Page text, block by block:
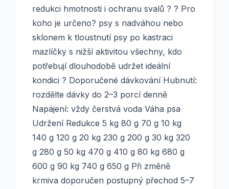
redukci hmotnosti i ochranu svalů ? ? Pro
koho je určeno? psy s nadváhou nebo
sklonem k tloustnutí psy po kastraci
mazlíčky s nižší aktivitou všechny, kdo
potřebují dlouhodobě udržet ideální
kondici ? Doporučené dávkování Hubnutí:
rozdělte dávky do 2–3 porcí denně
Napájení: vždy čerstvá voda Váha psa
Udržení Redukce 5 kg 80 g 70 g 10 kg
140 g 120 g 20 kg 230 g 200 g 30 kg 320
g 280 g 50 kg 470 g 410 g 80 kg 680 g
600 g 90 kg 740 g 650 g Při změně
krmiva doporučen postupný přechod 5–7